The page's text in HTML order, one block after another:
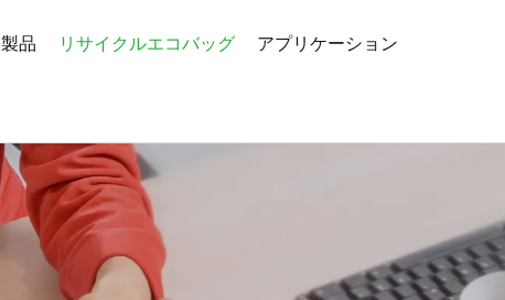
製品 リサイクルエコバッグ アプリケーション